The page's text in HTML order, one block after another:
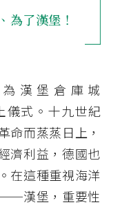
為了漢堡！
漢堡倉庫城
儀式。十九世紀
命而蒸蒸日上，
濟利益，德國也
在這種重視海洋
漢堡，重要性